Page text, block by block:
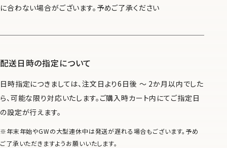
に合わない場合がございます。予めご了承ください
配送日時の指定について
日時指定につきましては、注文日より6日後 ～ 2か月以内でした
ら、可能な限り対応いたします。ご購入時カート内にてご指定日
の設定が行えます。
※年末年始やGWの大型連休中は発送が遅れる場合もございます。予め
ご了承いただきますようお願いいたします。